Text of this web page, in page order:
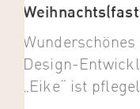
Design-
„Eike“ ist